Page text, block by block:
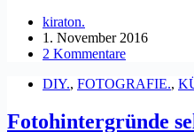
kiraton.
1. November 2016
2 Kommentare
DIY., FOTOGRAFIE.,
Fotohintergründe